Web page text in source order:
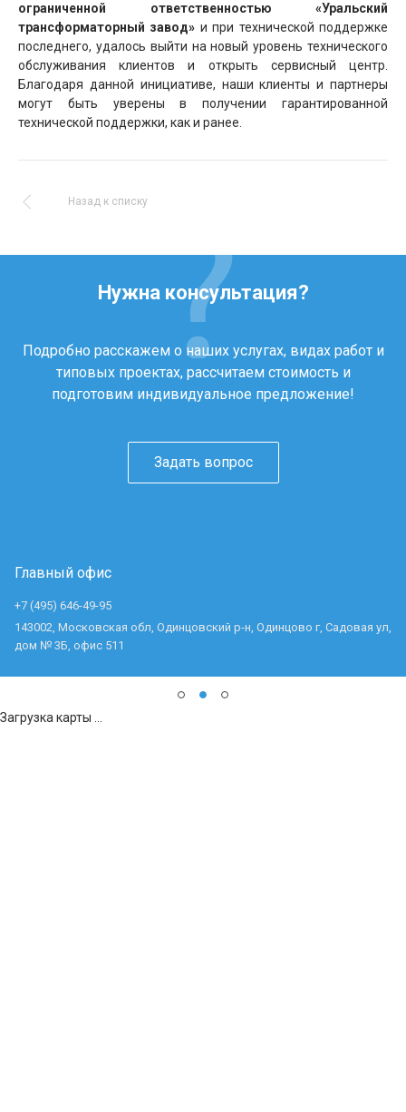
ограниченной ответственностью «Уральский
трансформаторный завод» и при технической поддержке
последнего, удалось выйти на новый уровень технического
обслуживания клиентов и открыть сервисный центр.
Благодаря данной инициативе, наши клиенты и партнеры
могут быть уверены в получении гарантированной
технической поддержки, как и ранее.
Назад к списку
Нужна консультация?
Подробно расскажем о наших услугах, видах работ и
типовых проектах, рассчитаем стоимость и
подготовим индивидуальное предложение!
Задать вопрос
Главный офис
+7 (495) 646-49-95
143002, Московская обл, Одинцовский р-н, Одинцово г, Садовая ул,
дом № 3Б, офис 511
Загрузка карты ...